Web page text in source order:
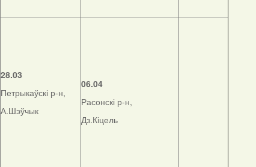
28.03
Петрыкаўскі р-н,
А.Шэўчык
06.04
Расонскі р-н,
Дз.Кіцель